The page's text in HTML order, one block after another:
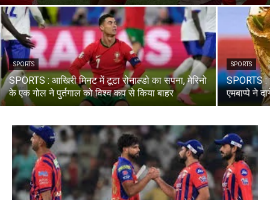
SPORTS
SPORTS : आखिरी मिनट में टूटा रोनाल्डो का सपना, मेरिनो
के एक गोल ने पुर्तगाल को विश्व कप से किया बाहर
SPORTS
SPORTS
एमबाप्पे ने